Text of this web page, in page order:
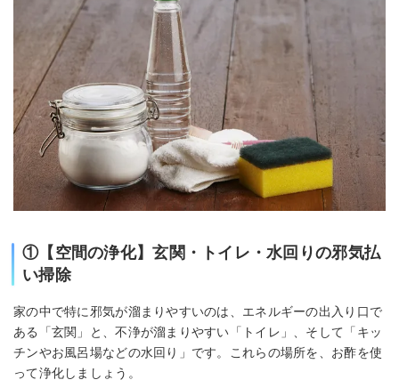
①【空間の浄化】玄関・トイレ・水回りの邪気払
い掃除
家の中で特に邪気が溜まりやすいのは、エネルギーの出入り口で
ある「玄関」と、不浄が溜まりやすい「トイレ」、そして「キッ
チンやお風呂場などの水回り」です。これらの場所を、お酢を使
って浄化しましょう。